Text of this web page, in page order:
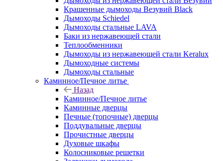
Крашенные дымоходы Везувий Black
Дымоходы Schiedel
Дымоходы стальные LAVA
Баки из нержавеющей стали
Теплообменники
Дымоходы из нержавеющей стали Keralux
Дымоходные системы
Дымоходы стальные
Каминное/Печное литье
Назад
Каминное/Печное литье
Каминные дверцы
Печные (топочные) дверцы
Поддувальные дверцы
Прочистные дверцы
Духовые шкафы
Колосниковые решетки